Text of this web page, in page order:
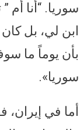
سوريا. “أنا
ابن لي، بل
بأن يوماً ما
سوريا».
أما في إيران،